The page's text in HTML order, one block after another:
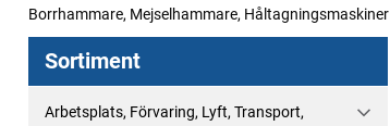
Borrhammare, Mejselhammare, Håltagningsmaskiner
Sortiment
Arbetsplats, Förvaring, Lyft, Transport,